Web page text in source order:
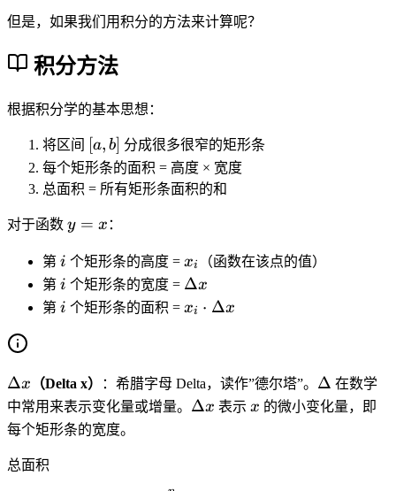
+
底
\t
{
ra
底
+
下
底
)
\t
es
高
}
\f
a
c
{
a
+
b
m
es
(
)
}
{
但是，如果我们用积分的方法来计算呢？
积分方法
根据积分学的基本思想：
将区间 [
a
,
]
[a, b] 分成很多很窄的矩形条
每个矩形条的面积 = 高度 × 宽度
总面积 = 所有矩形条面积的和
对于函数 y
x
y = x ：
第 i
i 个矩形条的高度 = x
_
i
xi
（函数在该点的值）
第 i
i 个矩形条的宽度 = \
D
x
Δx
第 i
i 个矩形条的面积 = x
d
o
xi ⋅ Δx
\
D
el
a
Δx （Delta x） ：希腊字母 Delta，读作”德尔塔”。
\
D
Δ 在数学
中常用来表示变化量或增量。
\
Δx 表示 x
x 的微小变化量，即
每个矩形条的宽度。
总面积